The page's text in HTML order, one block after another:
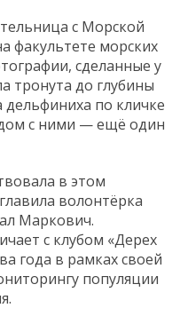
с Морской
факультете морских
сделанные у
тронута до глубины
по кличке
с ними — ещё один
в этом
волонтёрка
Маркович.
с клубом «Дерех
года в рамках своей
популяции